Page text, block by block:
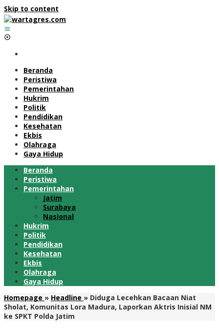
Skip to content
Beranda
Peristiwa
Pemerintahan
Hukrim
Politik
Pendidikan
Kesehatan
Ekbis
Olahraga
Gaya Hidup
Beranda
Peristiwa
Pemerintahan
Jatim
Surabaya
Nasional
Hukrim
Politik
Pendidikan
Kesehatan
Ekbis
Olahraga
Gaya Hidup
Homepage » Headline » Diduga Lecehkan Bacaan Niat
Sholat, Komunitas Lora Madura, Laporkan Aktris Inisial NM
ke SPKT Polda Jatim